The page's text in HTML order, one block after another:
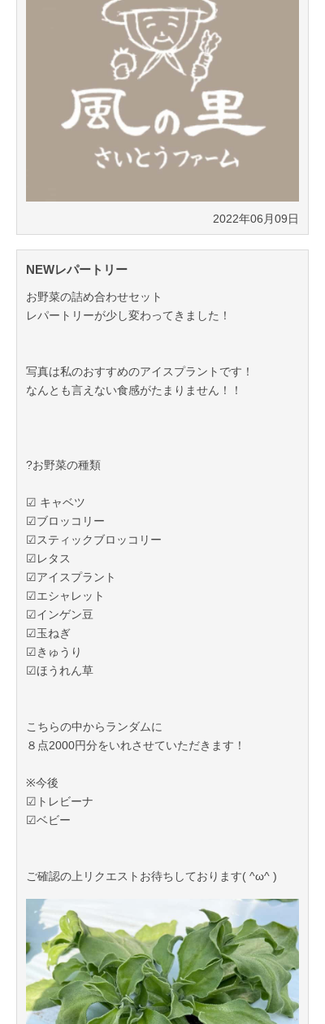
2022年06月09日
NEWレパートリー
お野菜の詰め合わせセット
レパートリーが少し変わってきました！
写真は私のおすすめのアイスプラントです！
なんとも言えない食感がたまりません！！
?お野菜の種類
☑︎ キャベツ
☑︎ブロッコリー
☑︎スティックブロッコリー
☑︎レタス
☑︎アイスプラント
☑︎エシャレット
☑︎インゲン豆
☑︎玉ねぎ
☑︎きゅうり
☑︎ほうれん草
こちらの中からランダムに
８点2000円分をいれさせていただきます！
※今後
☑︎トレビーナ
☑︎ベビー
ご確認の上リクエストお待ちしております( ^ω^ )